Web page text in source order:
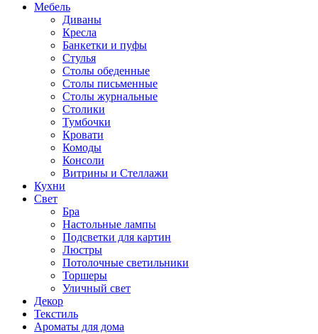
Мебель
Диваны
Кресла
Банкетки и пуфы
Стулья
Столы обеденные
Столы письменные
Столы журнальные
Столики
Тумбочки
Кровати
Комоды
Консоли
Витрины и Стеллажи
Кухни
Свет
Бра
Настольные лампы
Подсветки для картин
Люстры
Потолочные светильники
Торшеры
Уличный свет
Декор
Текстиль
Ароматы для дома